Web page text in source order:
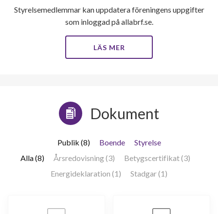
Styrelsemedlemmar kan uppdatera föreningens uppgifter
som inloggad på allabrf.se.
LÄS MER
Dokument
Publik (8) Boende
Styrelse
Alla (8)
Årsredovisning (3)
Betygscertifikat (3)
Energideklaration (1)
Stadgar (1)